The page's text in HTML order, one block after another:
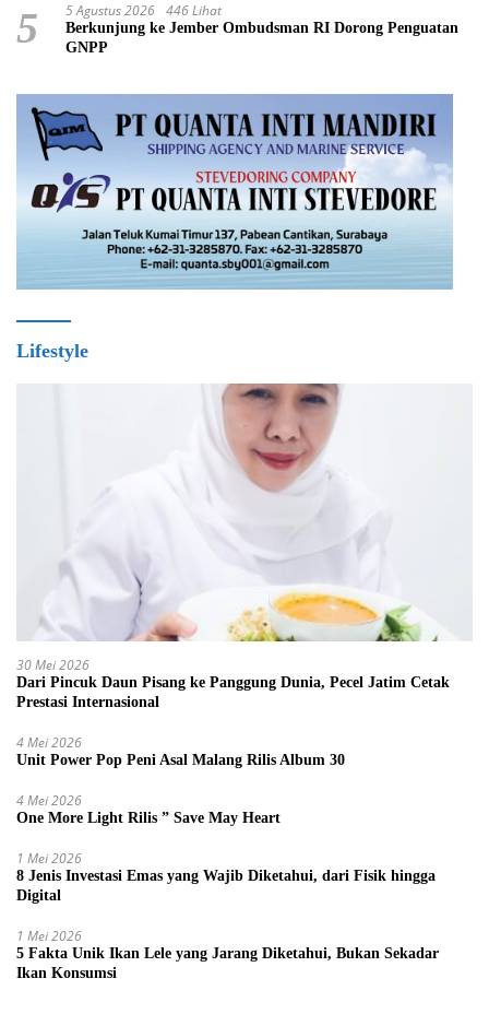
5 5 Agustus 2026 446 Lihat
Berkunjung ke Jember Ombudsman RI Dorong Penguatan
GNPP
Lifestyle
30 Mei 2026
Dari Pincuk Daun Pisang ke Panggung Dunia, Pecel Jatim Cetak
Prestasi Internasional
4 Mei 2026
Unit Power Pop Peni Asal Malang Rilis Album 30
4 Mei 2026
One More Light Rilis ” Save May Heart
1 Mei 2026
8 Jenis Investasi Emas yang Wajib Diketahui, dari Fisik hingga
Digital
1 Mei 2026
5 Fakta Unik Ikan Lele yang Jarang Diketahui, Bukan Sekadar
Ikan Konsumsi